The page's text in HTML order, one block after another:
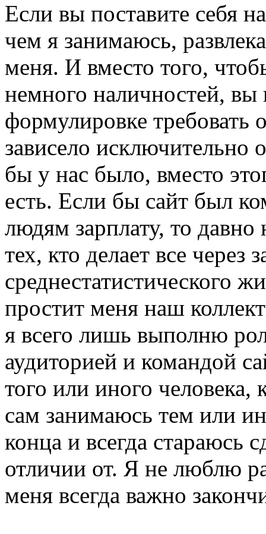
Если вы поставите себя
чем я занимаюсь,
меня. И вместо того,
немного наличностей, вы
формулировке требовать
зависело исключительно
бы у нас было, вместо
есть. Если бы сайт был
людям зарплату, то
тех, кто делает все через
среднестатистического
простит меня наш
я всего лишь выполню
аудиторией и командой
того или иного
сам занимаюсь тем или
конца и всегда стараюсь
отличии от. Я не люблю
меня всегда важно